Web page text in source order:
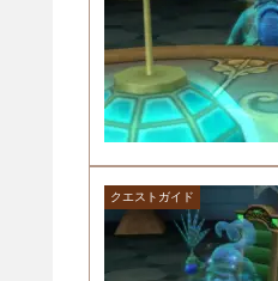
クエストガイド